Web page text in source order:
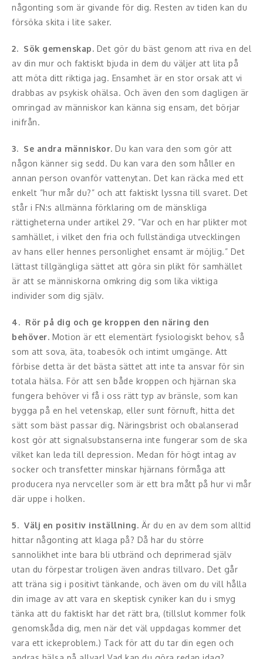
Kända personer
Författare
Idrottare och äventyrare
Kända musiker
Alla talare
Alla ämnen
någonting som är givande för dig. Resten av tiden kan du
försöka skita i lite saker.
2. Sök gemenskap. Det gör du bäst genom att riva en del
av din mur och faktiskt bjuda in dem du väljer att lita på
att möta ditt riktiga jag. Ensamhet är en stor orsak att vi
drabbas av psykisk ohälsa. Och även den som dagligen är
omringad av människor kan känna sig ensam, det börjar
inifrån.
3. Se andra människor. Du kan vara den som gör att
någon känner sig sedd. Du kan vara den som håller en
annan person ovanför vattenytan. Det kan räcka med ett
enkelt ”hur mår du?” och att faktiskt lyssna till svaret. Det
står i FN:s allmänna förklaring om de mänskliga
rättigheterna under artikel 29. ”Var och en har plikter mot
samhället, i vilket den fria och fullständiga utvecklingen
av hans eller hennes personlighet ensamt är möjlig.” Det
lättast tillgängliga sättet att göra sin plikt för samhället
är att se människorna omkring dig som lika viktiga
individer som dig själv.
4. Rör på dig och ge kroppen den näring den
behöver. Motion är ett elementärt fysiologiskt behov, så
som att sova, äta, toabesök och intimt umgänge. Att
förbise detta är det bästa sättet att inte ta ansvar för sin
totala hälsa. För att sen både kroppen och hjärnan ska
fungera behöver vi få i oss rätt typ av bränsle, som kan
bygga på en hel vetenskap, eller sunt förnuft, hitta det
sätt som bäst passar dig. Näringsbrist och obalanserad
kost gör att signalsubstanserna inte fungerar som de ska
vilket kan leda till depression. Medan för högt intag av
socker och transfetter minskar hjärnans förmåga att
producera nya nervceller som är ett bra mått på hur vi mår
där uppe i holken.
5. Välj en positiv inställning. Är du en av dem som alltid
hittar någonting att klaga på? Då har du större
sannolikhet inte bara bli utbränd och deprimerad själv
utan du förpestar troligen även andras tillvaro. Det går
att träna sig i positivt tänkande, och även om du vill hålla
din image av att vara en skeptisk cyniker kan du i smyg
tänka att du faktiskt har det rätt bra, (tillslut kommer folk
genomskåda dig, men när det väl uppdagas kommer det
vara ett ickeproblem.) Tack för att du tar din egen och